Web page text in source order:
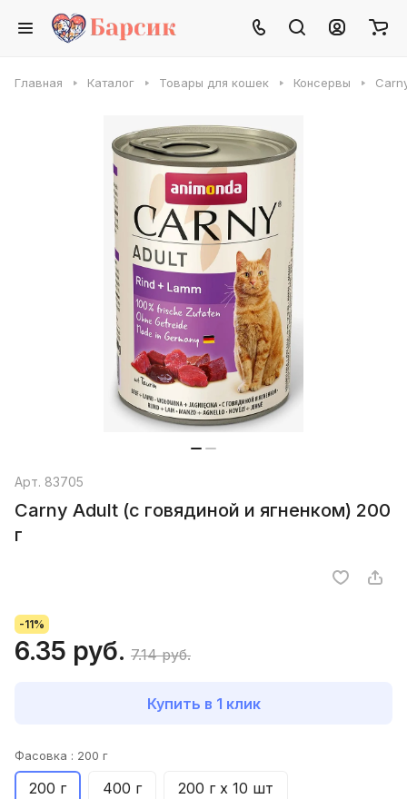
Главная Каталог Товары для кошек Консервы
Арт. 83705
Carny Adult (с говядиной и ягненком) 200
г
-11%
6.35 руб. 7.14 руб.
Купить в 1 клик
Фасовка : 200 г
200 г 400 г 200 г х 10 шт